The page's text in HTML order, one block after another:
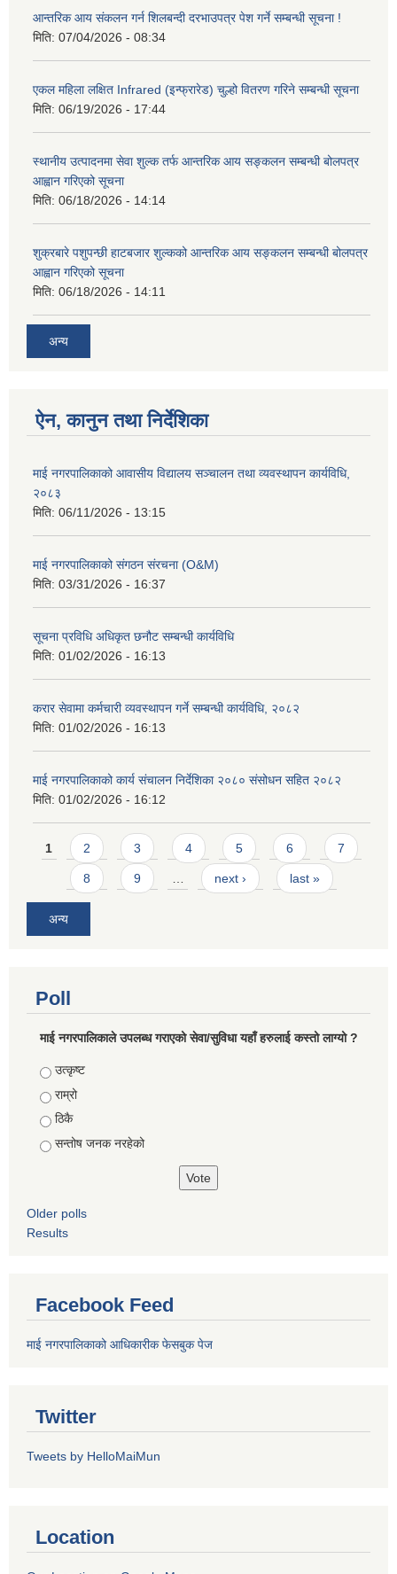
आन्तरिक आय संकलन गर्न शिलबन्दी दरभाउपत्र पेश गर्ने सम्बन्धी सूचना !
मिति: 07/04/2026 - 08:34
एकल महिला लक्षित Infrared (इन्फ्रारेड) चुल्हो वितरण गरिने सम्बन्धी सूचना
मिति: 06/19/2026 - 17:44
स्थानीय उत्पादनमा सेवा शुल्क तर्फ आन्तरिक आय सङ्कलन सम्बन्धी बोलपत्र
आह्वान गरिएको सूचना
मिति: 06/18/2026 - 14:14
शुक्रबारे पशुपन्छी हाटबजार शुल्कको आन्तरिक आय सङ्कलन सम्बन्धी बोलपत्र
आह्वान गरिएको सूचना
मिति: 06/18/2026 - 14:11
अन्य
ऐन, कानुन तथा निर्देशिका
माई नगरपालिकाको आवासीय विद्यालय सञ्चालन तथा व्यवस्थापन कार्यविधि,
२०८३
मिति: 06/11/2026 - 13:15
माई नगरपालिकाको संगठन संरचना (O&M)
मिति: 03/31/2026 - 16:37
सूचना प्रविधि अधिकृत छनौट सम्बन्धी कार्यविधि
मिति: 01/02/2026 - 16:13
करार सेवामा कर्मचारी व्यवस्थापन गर्ने सम्बन्धी कार्यविधि, २०८२
मिति: 01/02/2026 - 16:13
माई नगरपालिकाको कार्य संचालन निर्देशिका २०८० संसोधन सहित २०८२
मिति: 01/02/2026 - 16:12
Pages
1 2 3 4 5 6 7
8 9 next › last »
अन्य
Poll
माई नगरपालिकाले उपलब्ध गराएको सेवा/सुविधा यहाँ हरुलाई कस्तो लाग्यो ?
Choices
उत्कृष्ट
राम्रो
ठिकै
सन्तोष जनक नरहेको
Older polls
Results
Facebook Feed
माई नगरपालिकाको आधिकारीक फेसबुक पेज
Twitter
Tweets by HelloMaiMun
Location